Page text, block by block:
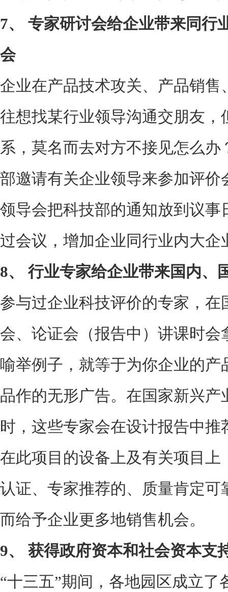
7、 专家研讨会给企业带来同行
会
企业在产品技术攻关、产品销售
往想找某行业领导沟通交朋友，
系，莫名而去对方不接见怎么
部邀请有关企业领导来参加评价
领导会把科技部的通知放到议事
过会议，增加企业同行业内大企
8、行业专家给企业带来国内、
参与过企业科技评价的专家，在
会、论证会（报告中）讲课时会
喻举例子，就等于为你企业的产
品作的无形广告。在国家新兴产
时，这些专家会在设计报告中
在此项目的设备上及有关项目上
认证、专家推荐的、质量肯定可
而给予企业更多地销售机会。
9、 获得政府资本和社会资本支
“十三五”期间，各地园区成立了